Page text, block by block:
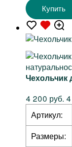
Купить
Чехольчик
4 200 руб.
Артикул:
Размеры: